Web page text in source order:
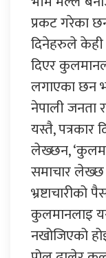
प्रकट गरेका
दिनेहरुले
दिएर
लगाएका छन
नेपाली जनता
यस्तै,
लेख्छन,
समाचार लेख्छ
कुलमानलाइ
नखोजिएको